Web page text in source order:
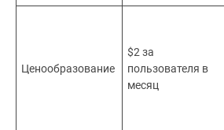
Ценообразование
$2 за
пользователя в
месяц